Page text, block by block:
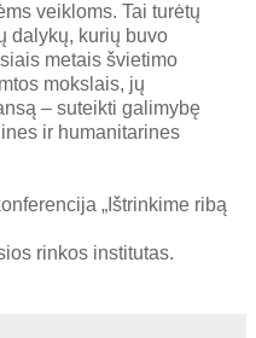
veikloms. Tai turėtų
dalykų, kurių buvo
metais švietimo
mokslais, jų
– suteikti galimybę
ir humanitarines
„Ištrinkime ribą
rinkos institutas.